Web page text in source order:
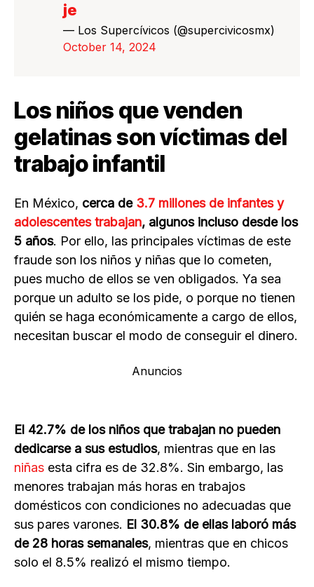
je
— Los Supercívicos (@supercivicosmx)
October 14, 2024
Los niños que venden
gelatinas son víctimas del
trabajo infantil
En México, cerca de3.7 millones de infantes y
adolescentes trabajan, algunos incluso desde los
5 años. Por ello, las principales víctimas de este
fraude son los niños y niñas que lo cometen,
pues mucho de ellos se ven obligados. Ya sea
porque un adulto se los pide, o porque no tienen
quién se haga económicamente a cargo de ellos,
necesitan buscar el modo de conseguir el dinero.
Anuncios
El 42.7% de los niños que trabajan no pueden
dedicarse a sus estudios, mientras que en las
niñas esta cifra es de 32.8%. Sin embargo, las
menores trabajan más horas en trabajos
domésticos con condiciones no adecuadas que
sus pares varones. El 30.8% de ellas laboró más
de 28 horas semanales, mientras que en chicos
solo el 8.5% realizó el mismo tiempo.